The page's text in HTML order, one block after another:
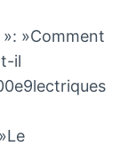
»Comment
il